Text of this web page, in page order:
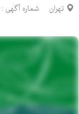
تهران شماره آگهی :